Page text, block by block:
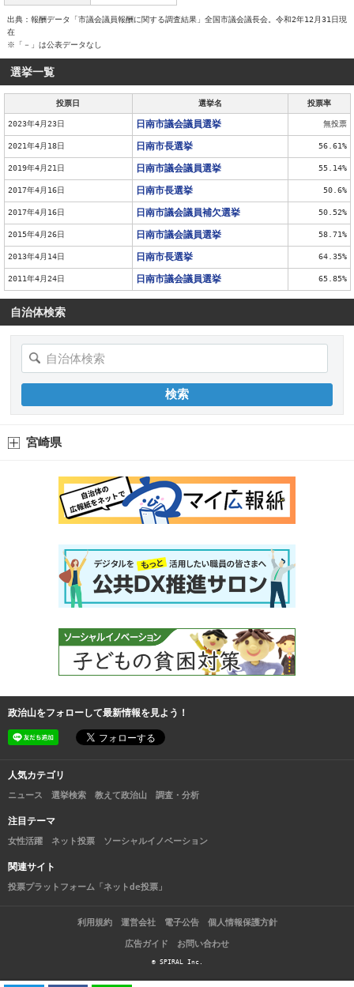
出典：報酬データ「市議会議員報酬に関する調査結果」全国市議会議長会。令和2年12月31日現
在
※「－」は公表データなし
選挙一覧
投票日 選挙名 投票率
2023年4月23日 日南市議会議員選挙 無投票
2021年4月18日 日南市長選挙 56.61%
2019年4月21日 日南市議会議員選挙 55.14%
2017年4月16日 日南市長選挙 50.6%
2017年4月16日 日南市議会議員補欠選挙 50.52%
2015年4月26日 日南市議会議員選挙 58.71%
2013年4月14日 日南市長選挙 64.35%
2011年4月24日 日南市議会議員選挙 65.85%
自治体検索
宮崎県
政治山をフォローして最新情報を見よう！
人気カテゴリ
ニュース 選挙検索 教えて政治山 調査・分析
注目テーマ
女性活躍 ネット投票 ソーシャルイノベーション
関連サイト
投票プラットフォーム「ネットde投票」
利用規約 運営会社 電子公告 個人情報保護方針
広告ガイド お問い合わせ
© SPIRAL Inc.